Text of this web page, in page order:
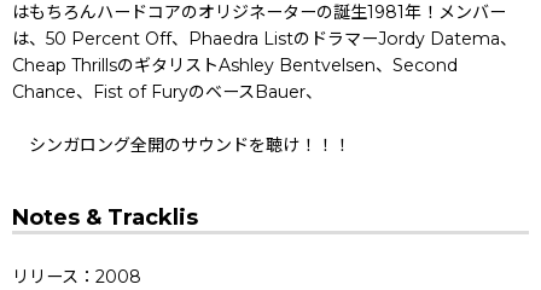
はもちろんハードコアのオリジネーターの誕生1981年！メンバー
は、50 Percent Off、Phaedra ListのドラマーJordy Datema、
Cheap ThrillsのギタリストAshley Bentvelsen、Second
Chance、Fist of FuryのベースBauer、
シンガロング全開のサウンドを聴け！！！
Notes & Tracklis
リリース：2008